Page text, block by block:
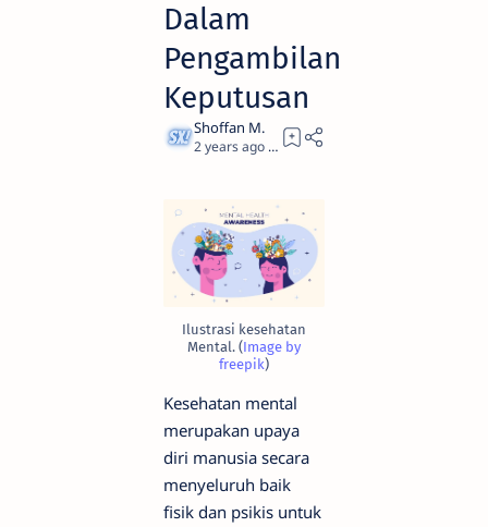
Dalam
Pengambilan
Keputusan
2 years ago 2
Ilustrasi kesehatan
Mental. (Image by
freepik)
Kesehatan mental
merupakan upaya
diri manusia secara
menyeluruh baik
fisik dan psikis untuk